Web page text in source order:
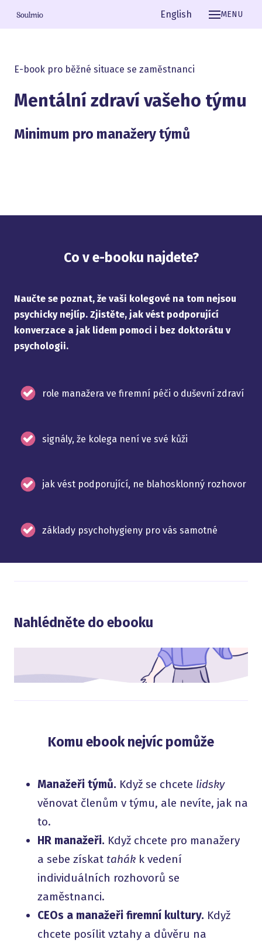
MENU
Čeština
English
E-book pro běžné situace se zaměstnanci
Mentální zdraví vašeho týmu
Minimum pro manažery týmů
Co v e-booku najdete?
Naučte se poznat, že vaši kolegové na tom nejsou
psychicky nejlíp. Zjistěte, jak vést podporující
konverzace a jak lidem pomoci i bez doktorátu v
psychologii.
role manažera ve firemní péči o duševní zdraví
signály, že kolega není ve své kůži
jak vést podporující, ne blahosklonný rozhovor
základy psychohygieny pro vás samotné
Nahlédněte do ebooku
Komu ebook nejvíc pomůže
Manažeři týmů. Když se chcete lidsky
věnovat členům v týmu, ale nevíte, jak na
to.
HR manažeři. Když chcete pro manažery
a sebe získat tahák k vedení
individuálních rozhovorů se
zaměstnanci.
CEOs a manažeři firemní kultury. Když
chcete posílit vztahy a důvěru na